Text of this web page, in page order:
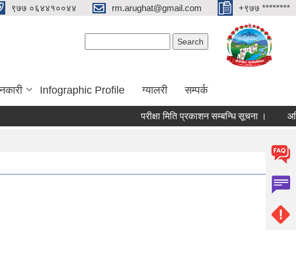
९७७ ०६४४१००४४ rm.arughat@gmail.com +९७७ ********
Infographic Profile ग्यालरी सम्पर्क
परीक्षा मिति प्रकाशन सम्बन्धि सूचना । अन्तिम